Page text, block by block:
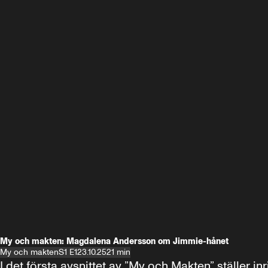
My och makten: Magdalena Andersson om Jimmie-hånet
My och maktenS1 E123.10.2521 min